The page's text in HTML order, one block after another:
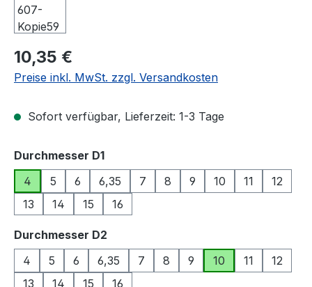
Regulärer Preis:
10,35 €
Preise inkl. MwSt. zzgl. Versandkosten
Sofort verfügbar, Lieferzeit: 1-3 Tage
Durchmesser D1auswählen
4
5 6 6,35 7 8 9 10 11
12
13
14 15 16
Durchmesser D2
4
5 6 6,35 7 8 9 10 11
12
13
14 15 16